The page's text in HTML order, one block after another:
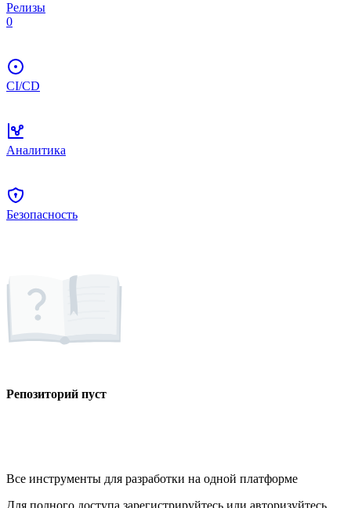
Релизы
0
CI/CD
Аналитика
Безопасность
Репозиторий пуст
Все инструменты для разработки на одной платформе
Для полного доступа зарегистрируйтесь или авторизуйтесь